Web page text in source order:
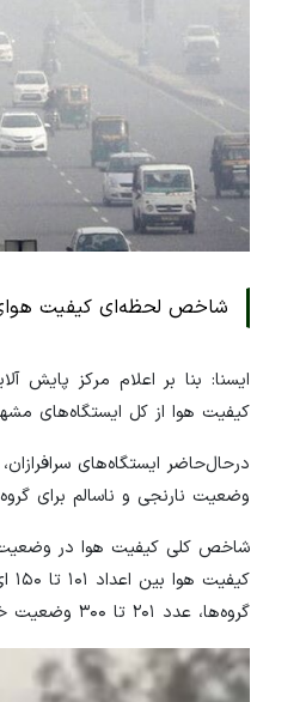
شاخص لحظه‌ای کیفیت هوای مشهد به عدد ۳۳۷ رسیده است که شاخص بالاتر از
ایسنا: بنا بر اعلام مرکز
کیفیت هوا از کل ایستگاه‌های مشهد در ۲۴ ساعت گذشته با عدد ۱۴۰ در وضعیت ناسالم برای گروه‌های حساس
درحال‌حاضر ایستگاه‌های
وضعیت نارنجی و ناسالم برای
گروه‌ها، عدد ۲۰۱ تا ۳۰۰ وضعیت خیلی ناسالم و بالاتر از عدد ۳۰۰ بحرانی و خطرناک را نشان می‌دهد.